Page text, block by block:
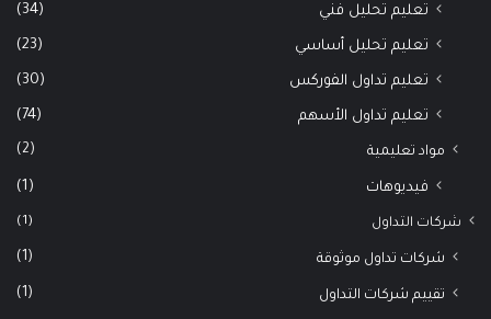
تعليم تحليل فني (34)
تعليم تحليل أساسي (23)
تعليم تداول الفوركس (30)
تعليم تداول الأسهم (74)
مواد تعليمية (2)
فيديوهات (1)
شركات التداول (1)
شركات تداول موثوقة (1)
تقييم شركات التداول (1)